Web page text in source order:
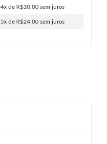
4x de R$30,00 sem juros
5x de R$24,00 sem juros